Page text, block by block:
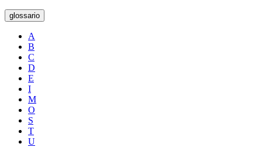
glossario
A
B
C
D
E
I
M
O
S
T
U